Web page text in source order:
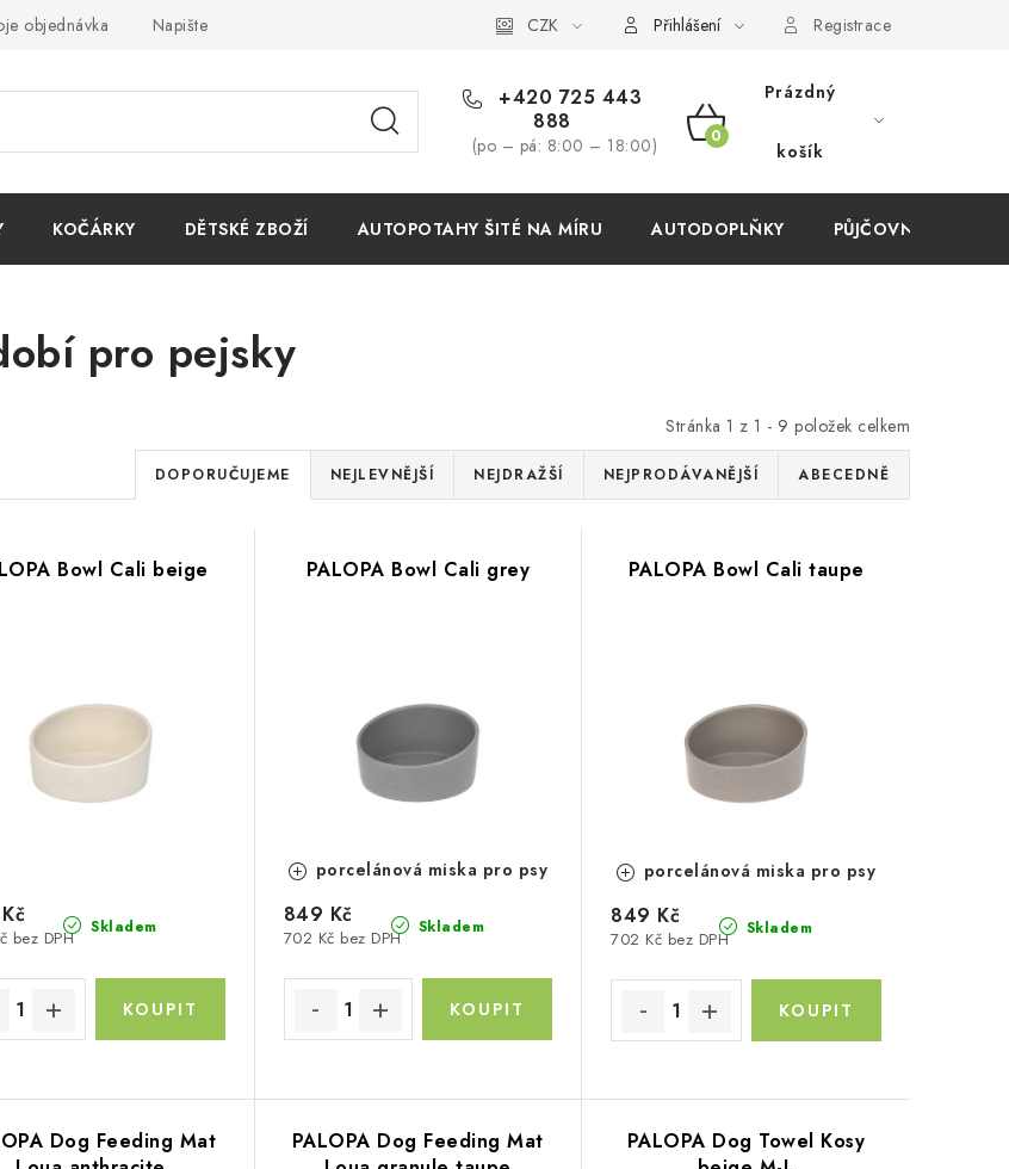
objednávka Napište nám Obchodní podmínky
CZK Přihlášení Registrace
+420 725 443
888
(po – pá: 8:00 – 18:00)
NÁKUPNÍ
Prázdný
košík
KOČÁRKY DĚTSKÉ ZBOŽÍ AUTOPOTAHY ŠITÉ NA MÍRU AUTODOPLŇKY PŮJČOVNA
pro pejsky
Stránka 1 z 1 - 9 položek celkem
Ř
a
z
í
p
r
u
k
t
DOPORUČUJEME NEJLEVNĚJŠÍ NEJDRAŽŠÍ NEJPRODÁVANĚJŠÍ ABECEDNĚ
Bowl Cali beige
Skladem
bez DPH
PALOPA Bowl Cali grey
porcelánová miska pro psy
Skladem
702 Kč bez DPH
849 Kč
PALOPA Bowl Cali taupe
porcelánová miska pro psy
Skladem
702 Kč bez DPH
849 Kč
Dog Feeding Mat
PALOPA Dog Feeding Mat
PALOPA Dog Towel Kosy